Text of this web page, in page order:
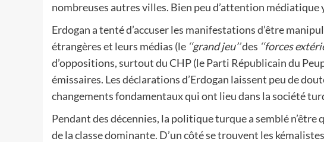
nombreuses autres villes. Bien peu d’attention médiatique
Erdogan a tenté d’accuser les manifestations d’être
étrangères et leurs médias (le ‘‘grand jeu’’des ‘‘forces
d’oppositions, surtout du CHP (le Parti Républicain du
émissaires. Les déclarations d’Erdogan laissent peu de
changements fondamentaux qui ont lieu dans la société
Pendant des décennies, la politique turque a semblé
de la classe dominante. D’un côté se trouvent les